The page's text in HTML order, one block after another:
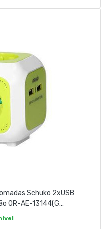
Schuko 2xUSB
OR-AE-13144(G...